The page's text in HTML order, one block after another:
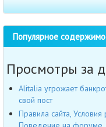
Популярное
Просмотры за
Alitalia угрожает
свой пост
Правила сайта,